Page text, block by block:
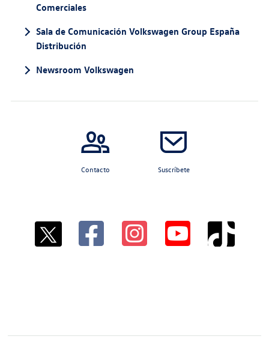
Comerciales
Sala de Comunicación Volkswagen Group España
Distribución
Newsroom Volkswagen
Contacto Suscríbete